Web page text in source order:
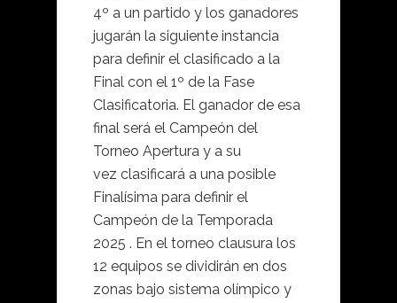
4º a un partido y los ganadores
jugarán la siguiente instancia
para definir el clasificado a la
Final con el 1º de la Fase
Clasificatoria. El ganador de esa
final será el Campeón del
Torneo Apertura y a su
vez clasificará a una posible
Finalísima para definir el
Campeón de la Temporada
2025 . En el torneo clausura los
12 equipos se dividirán en dos
zonas bajo sistema olímpico y